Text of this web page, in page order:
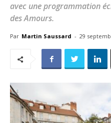
avec une programmation
des Amours.
Par Martin Saussard - 29